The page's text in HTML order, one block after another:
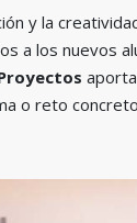
y la
a los nuevos
o reto